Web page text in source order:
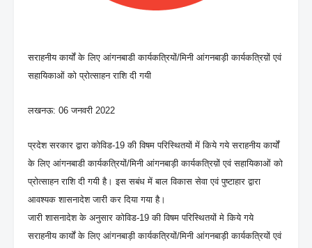
सराहनीय कार्यों के लिए आंगनबाडी कार्यकत्रियों/मिनी आंगनबाड़ी कार्यकत्रिय़ों एवं
सहायिकाओं को प्रोत्साहन राशि दी गयी
लखनऊ: 06 जनवरी 2022
प्रदेश सरकार द्वारा कोविड-19 की विषम परिस्थितयों में किये गये सराहनीय कार्यों
के लिए आंगनबाडी कार्यकत्रियों/मिनी आंगनबाड़ी कार्यकत्रिय़ों एवं सहायिकाओं को
प्रोत्साहन राशि दी गयी है। इस सबंध में बाल विकास सेवा एवं पुष्टाहार द्वारा
आवश्यक शासनादेश जारी कर दिया गया है।
जारी शासनादेश के अनुसार कोविड-19 की विषम परिस्थितयों मे किये गये
सराहनीय कार्यों के लिए आंगनबाड़ी कार्यकत्रियों/मिनी आंगनबाड़ी कार्यकत्रियों एवं